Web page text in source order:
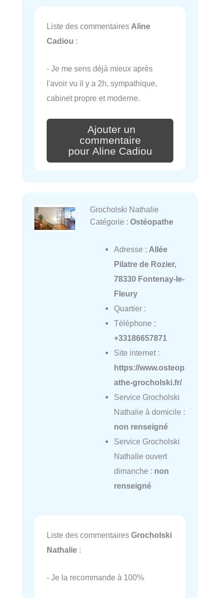
Liste des commentaires Aline
Cadiou :
- Je me sens déjà mieux après
l'avoir vu il y a 2h, sympathique,
cabinet propre et moderne.
Ajouter un
commentaire
pour Aline Cadiou
Grocholski Nathalie
Catégorie : Ostéopathe
Adresse : Allée
Pilatre de Rozier,
78330 Fontenay-le-
Fleury
Quartier :
Téléphone :
+33186657871
Site internet :
https://www.osteop
athe-grocholski.fr/
Service Grocholski
Nathalie à domicile :
non renseigné
Service Grocholski
Nathalie ouvert
dimanche : non
renseigné
Liste des commentaires Grocholski
Nathalie :
- Je la recommande à 100%